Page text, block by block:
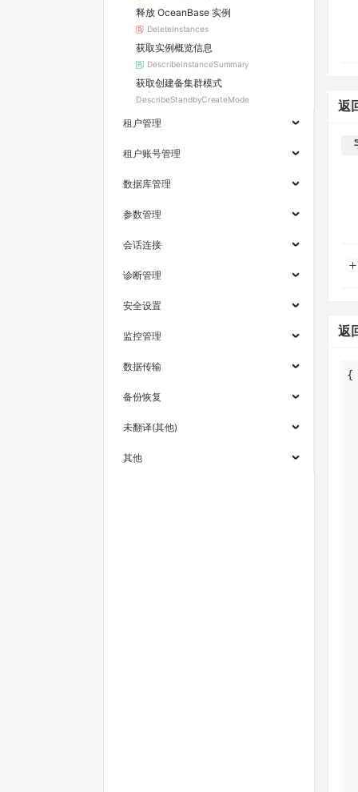
释放 OceanBase 实例
DeleteInstances
获取实例概览信息
DescribeInstanceSummary
获取创建备集群模式
DescribeStandbyCreateMode
租户管理
租户账号管理
数据库管理
参数管理
会话连接
诊断管理
安全设置
监控管理
数据传输
备份恢复
未翻译(其他)
其他
返
返